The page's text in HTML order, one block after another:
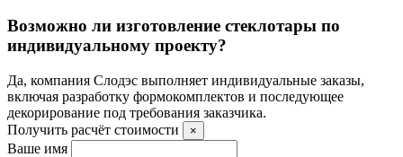
Возможно ли изготовление стеклотары по
индивидуальному проекту?
Да, компания Слодэс выполняет индивидуальные заказы,
включая разработку формокомплектов и последующее
декорирование под требования заказчика.
Получить расчёт стоимости
×
Ваше имя